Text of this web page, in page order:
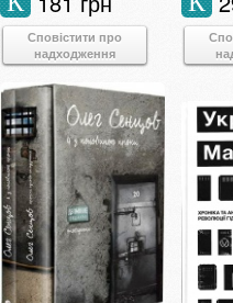
Сповістити про
надходження